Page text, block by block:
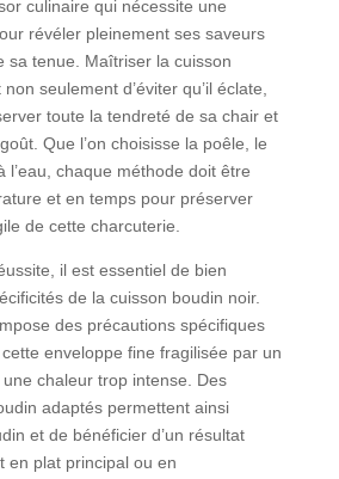
culinaire qui nécessite une
révéler pleinement ses saveurs
sa tenue. Maîtriser la cuisson
seulement d’éviter qu’il éclate,
toute la tendreté de sa chair et
Que l’on choisisse la poêle, le
l’eau, chaque méthode doit être
et en temps pour préserver
de cette charcuterie.
il est essentiel de bien
de la cuisson boudin noir.
des précautions spécifiques
enveloppe fine fragilisée par un
chaleur trop intense. Des
adaptés permettent ainsi
et de bénéficier d’un résultat
en plat principal ou en